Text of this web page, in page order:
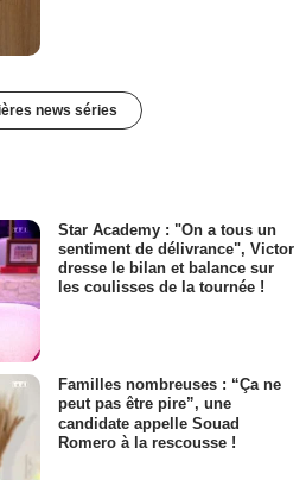
news séries
Star Academy : "On a tous un
sentiment de délivrance", Victor
dresse le bilan et balance sur
les coulisses de la tournée !
Familles nombreuses : “Ça ne
peut pas être pire”, une
candidate appelle Souad
Romero à la rescousse !